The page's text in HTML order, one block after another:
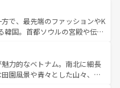
しており、サーフィンやダイ
ウトドア好きにはたまらな
魅力を存分に味わいつくそ
る台湾東部など、都市の喧騒
り、訪れる人に新しい発見と
た、奥深い台湾の食文化も魅
など、バラエティ豊かな料理
着の台湾情報は コンテンツ一覧を参
で、最先端のファッションやK
韓国。首都ソウルの宮殿や伝統
折々の自然美を楽しむことが
肉、絶品のストリートフード
待っている。夜には、韓国な
力的なベトナム。南北に細長
園風景や青々とした山々、世